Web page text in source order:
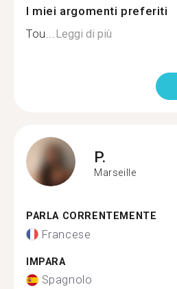
I miei argomenti preferiti
Tou...Leggi di più
P.
Marseille
PARLA CORRENTEMENTE
Francese
IMPARA
Spagnolo